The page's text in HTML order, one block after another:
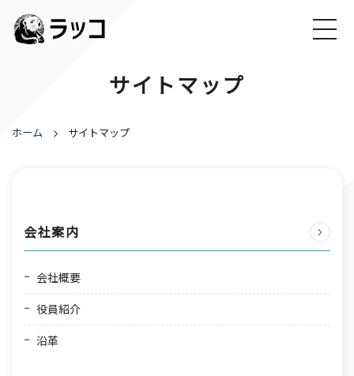
サイトマップ
ホーム サイトマップ
会社案内
会社概要
役員紹介
沿革